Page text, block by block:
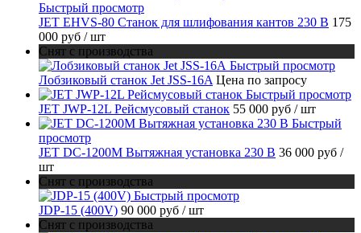
Быстрый просмотр
JET EHVS-80 Станок для шлифования кантов 230 В 175
000 руб / шт
Снят с производства
Быстрый просмотр
Лобзиковый станок Jet JSS-16A Цена по запросу
Быстрый просмотр
JET JWP-12L Рейсмусовый станок 55 000 руб / шт
Быстрый
просмотр
JET DC-1200M Вытяжная установка 230 В 36 000 руб /
шт
Снят с производства
Быстрый просмотр
JDP-15 (400V) 90 000 руб / шт
Снят с производства